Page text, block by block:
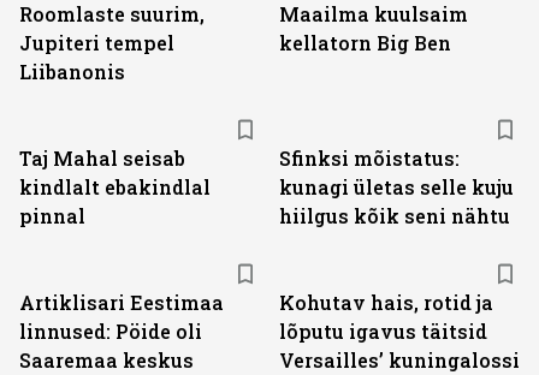
Roomlaste suurim,
Jupiteri tempel
Liibanonis
Maailma kuulsaim
kellatorn Big Ben
Taj Mahal seisab
kindlalt ebakindlal
pinnal
Sfinksi mõistatus:
kunagi ületas selle kuju
hiilgus kõik seni nähtu
Artiklisari Eestimaa
linnused: Pöide oli
Saaremaa keskus
Kohutav hais, rotid ja
lõputu igavus täitsid
Versailles’ kuningalossi